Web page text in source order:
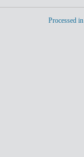
Processed